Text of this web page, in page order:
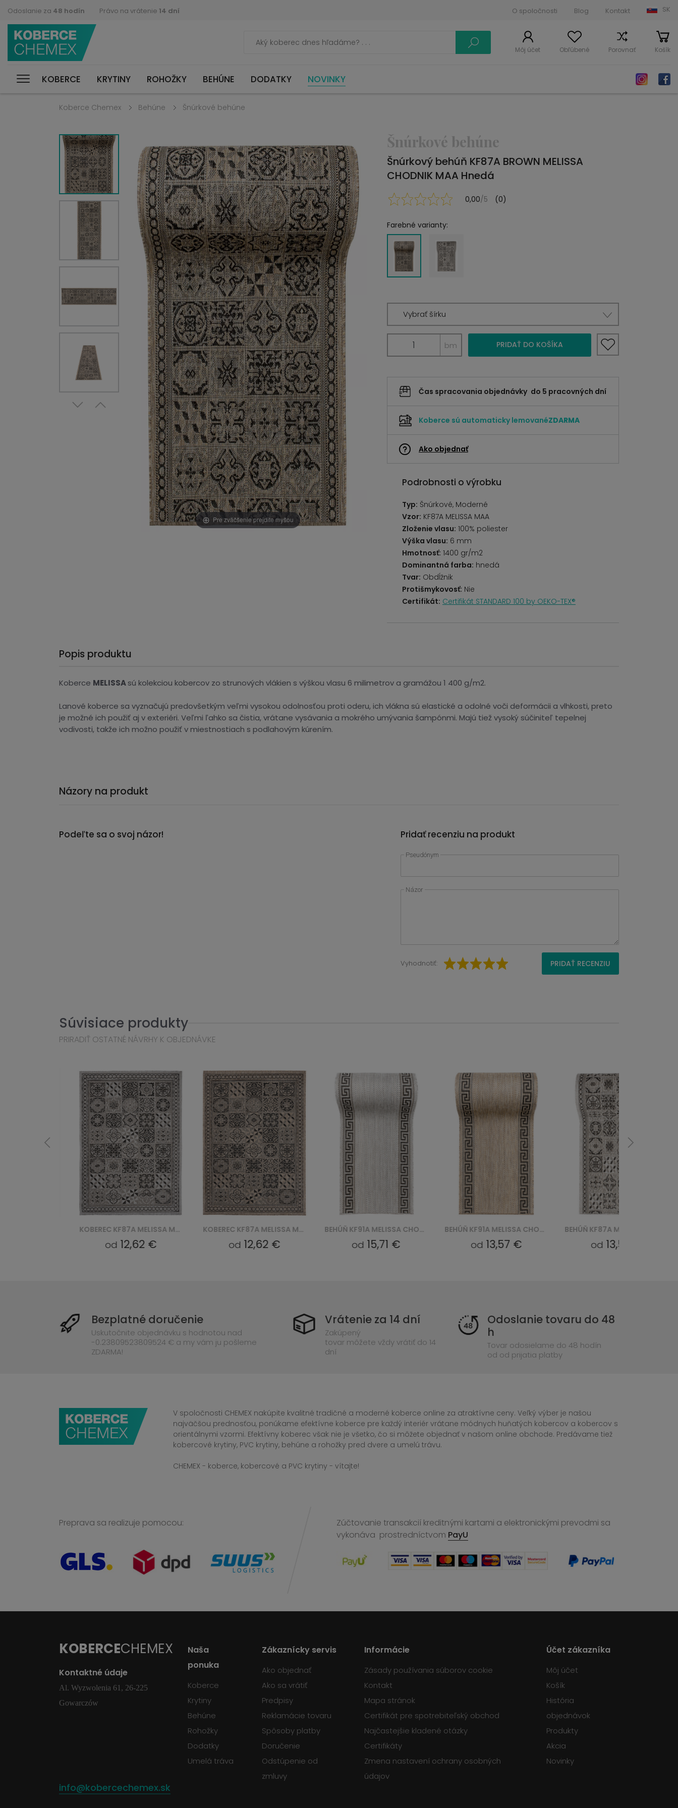
Odoslanie za 48 hodín Právo na vrátenie 14 dní O spoločnosti Blog Kontakt SK
Môj účet Obľúbené Porovnať Košík
KOBERCE KRYTINY ROHOŽKY BEHÚNE DODATKY NOVINKY
Koberce Chemex Behúne Šnúrkové behúne
Pre zväčšenie prejdite myšou
Šnúrkové behúne
Šnúrkový behúň KF87A BROWN MELISSA
CHODNIK MAA Hnedá
0,00/5 (0)
Farebné varianty:
Vybrať šírku
bm PRIDAŤ DO KOŠÍKA
Čas spracovania objednávky do 5 pracovných dní
Koberce sú automaticky lemovanéZDARMA
Ako objednať
Podrobnosti o výrobku
Typ: Šnúrkové, Moderné
Vzor: KF87A MELISSA MAA
Zloženie vlasu: 100% poliester
Výška vlasu: 6 mm
Hmotnosť: 1400 gr/m2
Dominantná farba: hnedá
Tvar: Obdĺžnik
Protišmykovosť: Nie
Certifikát: Certifikát STANDARD 100 by OEKO-TEX®
Popis produktu
Koberce MELISSAsú kolekciou kobercov zo strunových vlákien s výškou vlasu 6 milimetrov a gramážou 1 400 g/m2.
Lanové koberce sa vyznačujú predovšetkým veľmi vysokou odolnosťou proti oderu, ich vlákna sú elastické a odolné voči deformácii a vlhkosti, preto
je možné ich použiť aj v exteriéri. Veľmi ľahko sa čistia, vrátane vysávania a mokrého umývania šampónmi. Majú tiež vysoký súčiniteľ tepelnej
vodivosti, takže ich možno použiť v miestnostiach s podlahovým kúrením.
Názory na produkt
Podeľte sa o svoj názor! Pridať recenziu na produkt
Pseudónym
Názor
Vyhodnotiť: PRIDAŤ RECENZIU
Súvisiace produkty
PRIRADIŤ OSTATNÉ NÁVRHY K OBJEDNÁVKE
KOBEREC KF87A MELISSA MAA - SZARY
12,62 €
KOBEREC KF87A MELISSA MAA - BRĄZOWY
12,62 €
BEHÚŇ KF91A MELISSA CHODNIK MAA - SZARY
15,71 €
BEHÚŇ KF91A MELISSA CHODNIK MAA - BRĄZOWY
13,57 € 13,57 €
Bezplatné doručenie
Uskutočnite objednávku s hodnotou nad
-0.23809523809524 € a my vám ju pošleme
ZDARMA!
Vrátenie za 14 dní
Zakúpený
tovar môžete vždy vrátiť do 14
dní
Odoslanie tovaru do 48
h
Tovar odosielame do 48 hodín
od od prijatia platby
V spoločnosti CHEMEX nakúpite kvalitné tradičné a moderné koberce online za atraktívne ceny. Veľký výber je našou
najväčšou prednosťou, ponúkame efektívne koberce pre každý interiér vrátane módnych huňatých kobercov a kobercov s
orientálnymi vzormi. Efektívny koberec však nie je všetko, čo si môžete objednať v našom online obchode. Predávame tiež
kobercové krytiny, PVC krytiny, behúne a rohožky pred dvere a umelú trávu.
CHEMEX - koberce, kobercové a PVC krytiny - vítajte!
Preprava sa realizuje pomocou:
Zúčtovanie transakcií kreditnými kartami a elektronickými prevodmi sa
vykonáva prostredníctvom PayU
KOBERCECHEMEX
Kontaktné údaje
Al. Wyzwolenia 61, 26-225
Gowarczów
info@kobercechemex.sk
Naša
ponuka
Koberce
Krytiny
Behúne
Rohožky
Dodatky
Umelá tráva
Zákaznícky servis
Ako objednať
Ako sa vrátiť
Predpisy
Reklamácie tovaru
Spôsoby platby
Doručenie
Odstúpenie od
zmluvy
Informácie
Zásady používania súborov cookie
Kontakt
Mapa stránok
Certifikát pre spotrebiteľský obchod
Najčastejšie kladené otázky
Certifikáty
Zmena nastavení ochrany osobných
údajov
Účet zákazníka
Môj účet
Košík
História
objednávok
Produkty
Akcia
Novinky